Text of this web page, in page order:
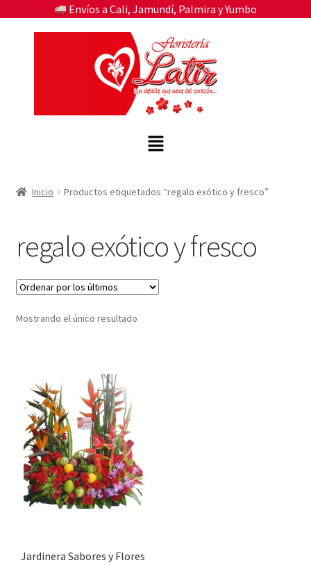
Envíos a Cali, Jamundí, Palmira y Yumbo
Inicio Productos etiquetados “regalo exótico y fresco”
regalo exótico y fresco
Mostrando el único resultado
Jardinera Sabores y Flores